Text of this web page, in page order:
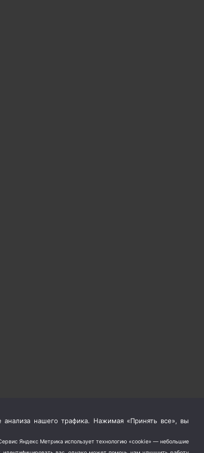
нашего трафика. Нажимая «Принять все», вы
Яндекс Метрика использует технологию «cookie» — небольшие